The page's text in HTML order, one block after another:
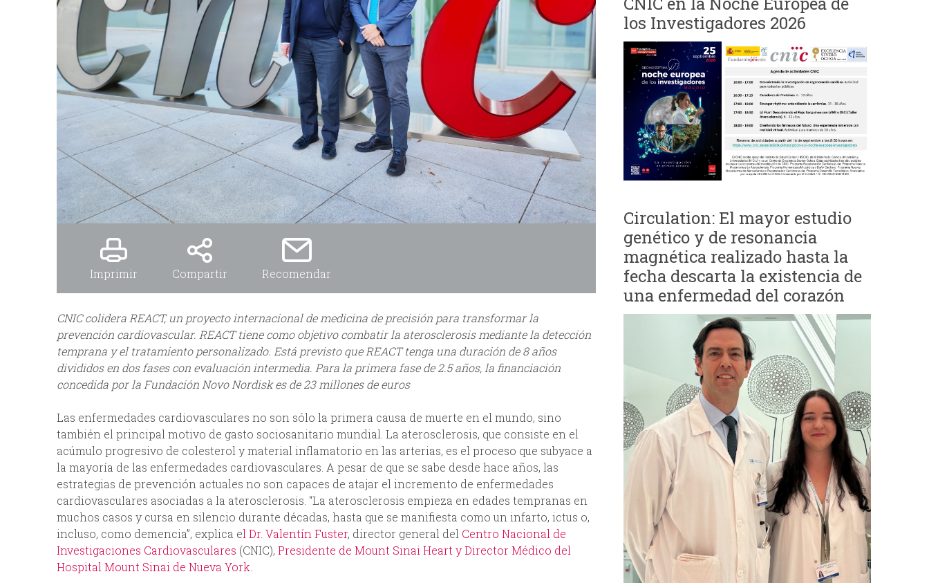
q
u
e
d
a
Imprimir Compartir Recomendar
CNIC colidera REACT, un proyecto internacional de medicina de precisión para transformar la
prevención cardiovascular. REACT tiene como objetivo combatir la aterosclerosis mediante la detección
temprana y el tratamiento personalizado. Está previsto que REACT tenga una duración de 8 años
divididos en dos fases con evaluación intermedia. Para la primera fase de 2.5 años, la financiación
concedida por la Fundación Novo Nordisk es de 23 millones de euros
Las enfermedades cardiovasculares no son sólo la primera causa de muerte en el mundo, sino
también el principal motivo de gasto sociosanitario mundial. La aterosclerosis, que consiste en el
acúmulo progresivo de colesterol y material inflamatorio en las arterias, es el proceso que subyace a
la mayoría de las enfermedades cardiovasculares. A pesar de que se sabe desde hace años, las
estrategias de prevención actuales no son capaces de atajar el incremento de enfermedades
cardiovasculares asociadas a la aterosclerosis. “La aterosclerosis empieza en edades tempranas en
muchos casos y cursa en silencio durante décadas, hasta que se manifiesta como un infarto, ictus o,
incluso, como demencia”, explica el Dr. Valentín Fuster, director general del Centro Nacional de
Investigaciones Cardiovasculares (CNIC), Presidente de Mount Sinai Heart y Director Médico del
Hospital Mount Sinai de Nueva York.
los Investigadores 2026
Circulation: El mayor estudio
genético y de resonancia
magnética realizado hasta la
fecha descarta la existencia de
una enfermedad del corazón